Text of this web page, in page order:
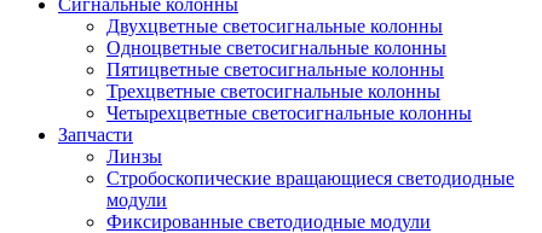
Сигнальные колонны
Двухцветные светосигнальные колонны
Одноцветные светосигнальные колонны
Пятицветные светосигнальные колонны
Трехцветные светосигнальные колонны
Четырехцветные светосигнальные колонны
Запчасти
Линзы
Стробоскопические вращающиеся светодиодные
модули
Фиксированные светодиодные модули